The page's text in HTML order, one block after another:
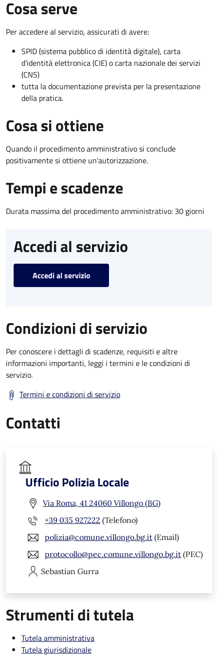
Cosa serve
Per accedere al servizio, assicurati di avere:
SPID (sistema pubblico di identità digitale), carta
d’identità elettronica (CIE) o carta nazionale dei servizi
(CNS)
tutta la documentazione prevista per la presentazione
della pratica.
Cosa si ottiene
Quando il procedimento amministrativo si conclude
positivamente si ottiene un'autorizzazione.
Tempi e scadenze
Durata massima del procedimento amministrativo: 30 giorni
Accedi al servizio
Accedi al servizio
Condizioni di servizio
Per conoscere i dettagli di scadenze, requisiti e altre
informazioni importanti, leggi i termini e le condizioni di
servizio.
Termini e condizioni di servizio
Contatti
Ufficio Polizia Locale
Via Roma, 41 24060 Villongo (BG)
+39 035 927222 (Telefono)
polizia@comune.villongo.bg.it (Email)
protocollo@pec.comune.villongo.bg.it (PEC)
Sebastian Gurra
Strumenti di tutela
Tutela amministrativa
Tutela giurisdizionale